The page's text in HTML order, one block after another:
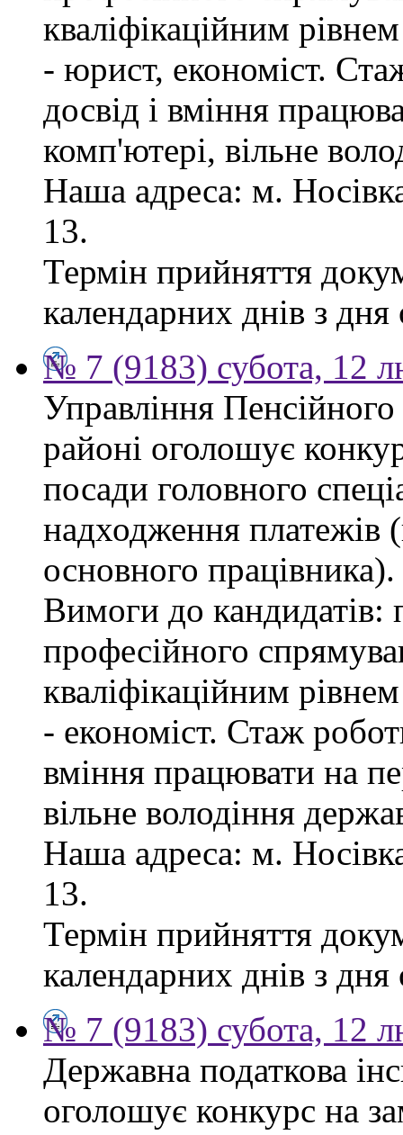
кваліфікаційним
- юрист, економіст.
досвід і вміння
комп'ютері, вільне
Наша адреса: м.
13.
Термін прийняття
календарних днів з
№ 7 (9183) субота, 12
Управління
районі оголошує
посади головного
надходження платежів
основного працівника).
Вимоги до кандидатів:
професійного
кваліфікаційним
- економіст. Стаж
вміння працювати на
вільне володіння
Наша адреса: м.
13.
Термін прийняття
календарних днів з
№ 7 (9183) субота, 12
Державна податкова
оголошує конкурс на